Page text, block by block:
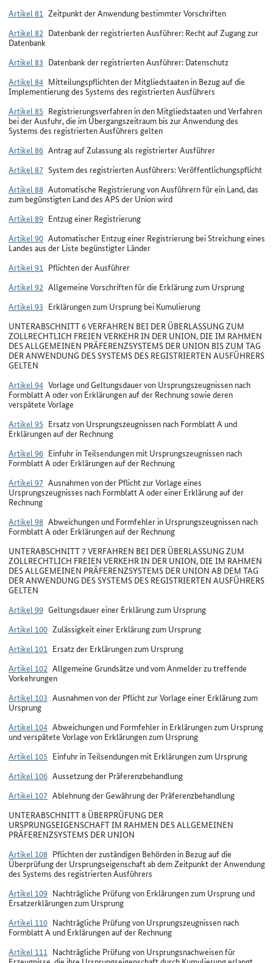
Artikel 81 Zeitpunkt der Anwendung bestimmter Vorschriften
Artikel 82 Datenbank der registrierten Ausführer: Recht auf Zugang zur
Datenbank
Artikel 83 Datenbank der registrierten Ausführer: Datenschutz
Artikel 84 Mitteilungspflichten der Mitgliedstaaten in Bezug auf die
Implementierung des Systems des registrierten Ausführers
Artikel 85 Registrierungsverfahren in den Mitgliedstaaten und Verfahren
bei der Ausfuhr, die im Übergangszeitraum bis zur Anwendung des
Systems des registrierten Ausführers gelten
Artikel 86 Antrag auf Zulassung als registrierter Ausführer
Artikel 87 System des registrierten Ausführers: Veröffentlichungspflicht
Artikel 88 Automatische Registrierung von Ausführern für ein Land, das
zum begünstigten Land des APS der Union wird
Artikel 89 Entzug einer Registrierung
Artikel 90 Automatischer Entzug einer Registrierung bei Streichung eines
Landes aus der Liste begünstigter Länder
Artikel 91 Pflichten der Ausführer
Artikel 92 Allgemeine Vorschriften für die Erklärung zum Ursprung
Artikel 93 Erklärungen zum Ursprung bei Kumulierung
UNTERABSCHNITT 6 VERFAHREN BEI DER ÜBERLASSUNG ZUM
ZOLLRECHTLICH FREIEN VERKEHR IN DER UNION, DIE IM RAHMEN
DES ALLGEMEINEN PRÄFERENZSYSTEMS DER UNION BIS ZUM TAG
DER ANWENDUNG DES SYSTEMS DES REGISTRIERTEN AUSFÜHRERS
GELTEN
Artikel 94 Vorlage und Geltungsdauer von Ursprungszeugnissen nach
Formblatt A oder von Erklärungen auf der Rechnung sowie deren
verspätete Vorlage
Artikel 95 Ersatz von Ursprungszeugnissen nach Formblatt A und
Erklärungen auf der Rechnung
Artikel 96 Einfuhr in Teilsendungen mit Ursprungszeugnissen nach
Formblatt A oder Erklärungen auf der Rechnung
Artikel 97 Ausnahmen von der Pflicht zur Vorlage eines
Ursprungszeugnisses nach Formblatt A oder einer Erklärung auf der
Rechnung
Artikel 98 Abweichungen und Formfehler in Ursprungszeugnissen nach
Formblatt A oder Erklärungen auf der Rechnung
UNTERABSCHNITT 7 VERFAHREN BEI DER ÜBERLASSUNG ZUM
ZOLLRECHTLICH FREIEN VERKEHR IN DER UNION, DIE IM RAHMEN
DES ALLGEMEINEN PRÄFERENZSYSTEMS DER UNION AB DEM TAG
DER ANWENDUNG DES SYSTEMS DES REGISTRIERTEN AUSFÜHRERS
GELTEN
Artikel 99 Geltungsdauer einer Erklärung zum Ursprung
Artikel 100 Zulässigkeit einer Erklärung zum Ursprung
Artikel 101 Ersatz der Erklärungen zum Ursprung
Artikel 102 Allgemeine Grundsätze und vom Anmelder zu treffende
Vorkehrungen
Artikel 103 Ausnahmen von der Pflicht zur Vorlage einer Erklärung zum
Ursprung
Artikel 104 Abweichungen und Formfehler in Erklärungen zum Ursprung
und verspätete Vorlage von Erklärungen zum Ursprung
Artikel 105 Einfuhr in Teilsendungen mit Erklärungen zum Ursprung
Artikel 106 Aussetzung der Präferenzbehandlung
Artikel 107 Ablehnung der Gewährung der Präferenzbehandlung
UNTERABSCHNITT 8 ÜBERPRÜFUNG DER
URSPRUNGSEIGENSCHAFT IM RAHMEN DES ALLGEMEINEN
PRÄFERENZSYSTEMS DER UNION
Artikel 108 Pflichten der zuständigen Behörden in Bezug auf die
Überprüfung der Ursprungseigenschaft ab dem Zeitpunkt der Anwendung
des Systems des registrierten Ausführers
Artikel 109 Nachträgliche Prüfung von Erklärungen zum Ursprung und
Ersatzerklärungen zum Ursprung
Artikel 110 Nachträgliche Prüfung von Ursprungszeugnissen nach
Formblatt A und Erklärungen auf der Rechnung
Artikel 111 Nachträgliche Prüfung von Ursprungsnachweisen für